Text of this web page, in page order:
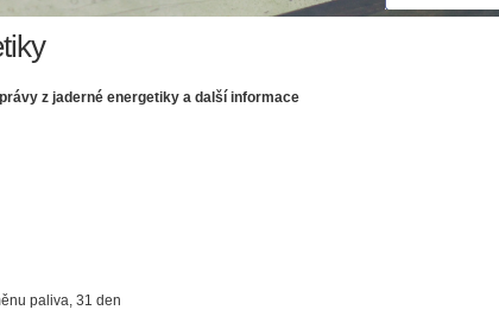
z jaderné energetiky a další informace
paliva, 31 den